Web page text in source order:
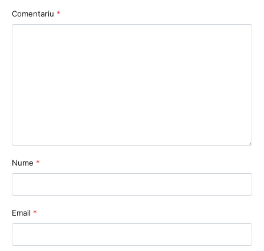
Comentariu *
Nume *
Email *